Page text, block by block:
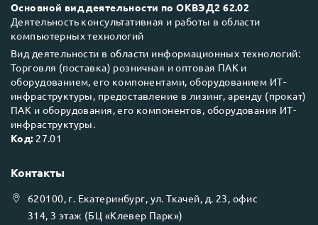
Основной вид деятельности по ОКВЭД2 62.02
Деятельность консультативная и работы в области
компьютерных технологий
Вид деятельности в области информационных технологий:
Торговля (поставка) розничная и оптовая ПАК и
оборудованием, его компонентами, оборудованием ИТ-
инфраструктуры, предоставление в лизинг, аренду (прокат)
ПАК и оборудования, его компонентов, оборудования ИТ-
инфраструктуры.
Код: 27.01
Контакты
620100, г. Екатеринбург, ул.Ткачей, д. 23, офис
314, 3 этаж (БЦ «Клевер Парк»)